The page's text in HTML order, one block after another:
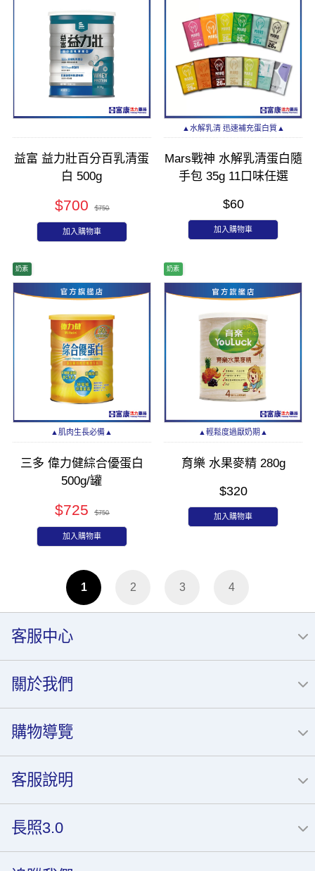
益富 益力壯百分百乳清蛋
白 500g
$700 $750
加入購物車
▲水解乳清 迅速補充蛋白質▲
Mars戰神 水解乳清蛋白隨
手包 35g 11口味任選
$60
加入購物車
奶素
▲肌肉生長必備▲
三多 偉力健綜合優蛋白
500g/罐
$725 $750
加入購物車
奶素
▲輕鬆度過厭奶期▲
育樂 水果麥精 280g
$320
加入購物車
1 2 3 4
客服中心
關於我們
購物導覽
客服說明
長照3.0